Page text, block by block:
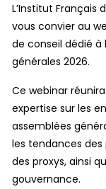
L’Institut Français
vous convier au
de conseil dédié à
générales 2026.
Ce webinar
expertise sur les
assemblées
les tendances
des proxys, ainsi
gouvernance.